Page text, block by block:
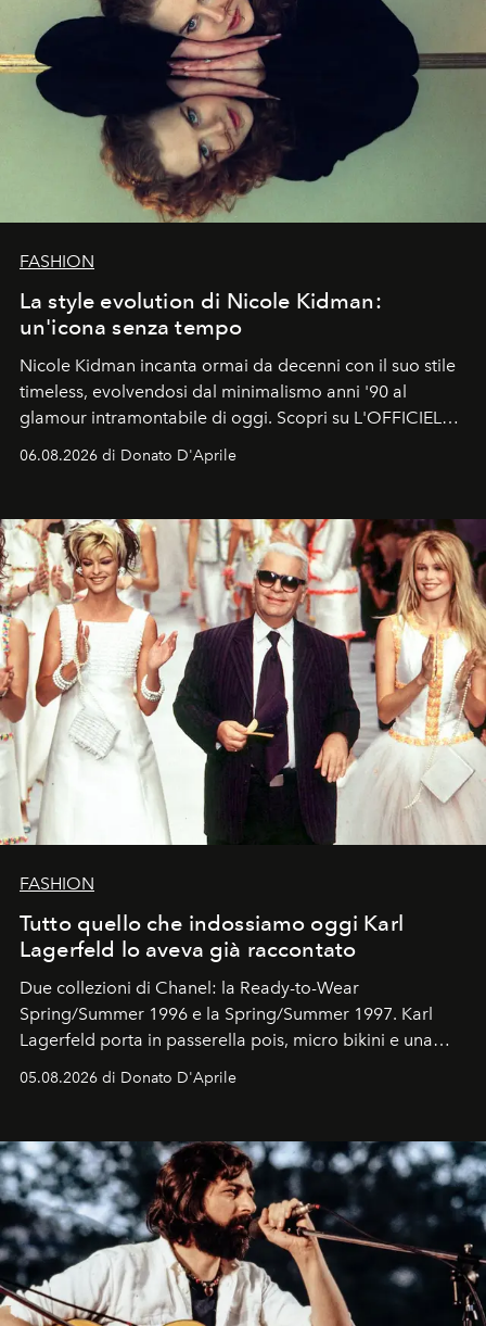
FASHION
La style evolution di Nicole Kidman:
un'icona senza tempo
Nicole Kidman incanta ormai da decenni con il suo stile
timeless, evolvendosi dal minimalismo anni '90 al
glamour intramontabile di oggi. Scopri su L'OFFICIEL
Italia la sua style evolution.
06.08.2026 di Donato D'Aprile
FASHION
Tutto quello che indossiamo oggi Karl
Lagerfeld lo aveva già raccontato
Due collezioni di Chanel: la Ready-to-Wear
Spring/Summer 1996 e la Spring/Summer 1997. Karl
Lagerfeld porta in passerella pois, micro bikini e una
logomania pensata per la spiaggia
Kate, Claudia e Carla una dietro l'altra. Trent'anni dopo,
uno dei documenti più contemporanei che abbiamo.
05.08.2026 di Donato D'Aprile